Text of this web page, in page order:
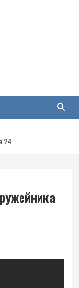
война
в Новороссии, ДНР,
24